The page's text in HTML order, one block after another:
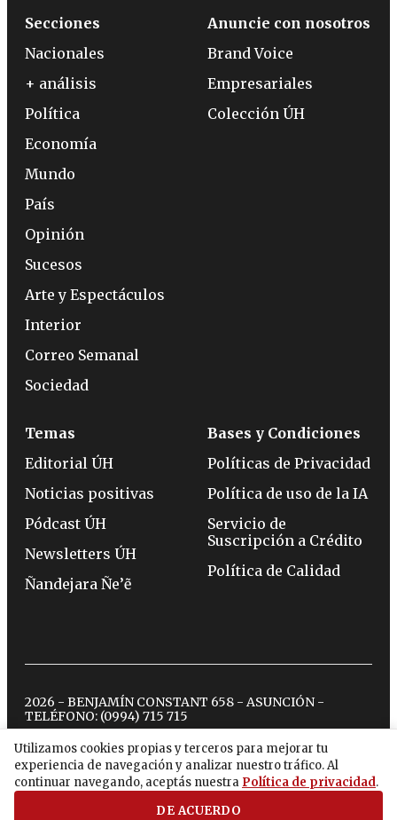
Utilizamos cookies propias y terceros para mejorar tu
experiencia de navegación y analizar nuestro tráfico. Al
continuar navegando, aceptás nuestra Política de privacidad.
DE ACUERDO
Secciones
Nacionales
+ análisis
Política
Economía
Mundo
País
Opinión
Sucesos
Arte y Espectáculos
Interior
Correo Semanal
Sociedad
Anuncie con nosotros
Brand Voice
Empresariales
Colección ÚH
Temas
Editorial ÚH
Noticias positivas
Pódcast ÚH
Newsletters ÚH
Ñandejara Ñe’ẽ
Bases y Condiciones
Políticas de Privacidad
Política de uso de la IA
Servicio de
Suscripción a Crédito
Política de Calidad
2026 - BENJAMÍN CONSTANT 658 - ASUNCIÓN -
TELÉFONO: (0994) 715 715
twitterinstagram
facebook
tiktokyoutubespotify